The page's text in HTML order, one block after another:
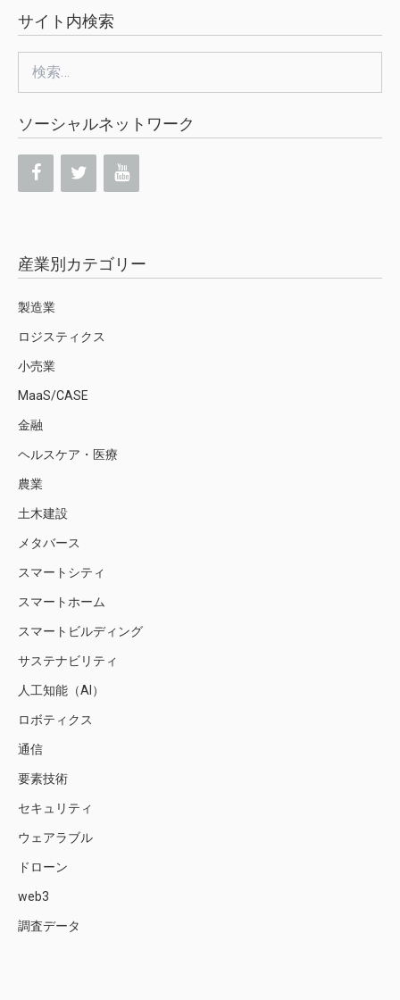
サイト内検索
ソーシャルネットワーク
産業別カテゴリー
製造業
ロジスティクス
小売業
MaaS/CASE
金融
ヘルスケア・医療
農業
土木建設
メタバース
スマートシティ
スマートホーム
スマートビルディング
サステナビリティ
人工知能（AI）
ロボティクス
通信
要素技術
セキュリティ
ウェアラブル
ドローン
web3
調査データ